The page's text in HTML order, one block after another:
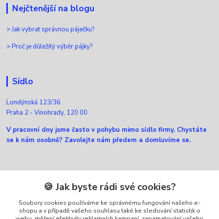
Nejčtenější na blogu
>Jak vybrat správnou páječku?
>Proč je důležitý výběr pájky?
Sídlo
Londýnská 123/36
Praha 2 - Vinohrady, 120 00
V pracovní dny jsme často v pohybu mimo sídlo firmy. Chystáte
se k nám osobně? Zavolejte nám předem a domluvíme se.
Kontakty
Zákaznická podpora Ellfox
+420 725 430 040
🍪 Jak byste rádi své cookies?
Soubory cookies používáme ke správnému fungování našeho e-
shopu a v případě vašeho souhlasu také ke sledování statistik o